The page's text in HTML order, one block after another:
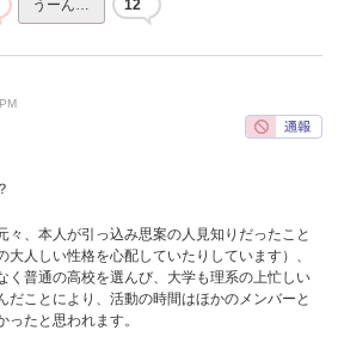
うーん… 12
々、本人が引っ込み思案の人見知りだったこと
大人しい性格を心配していたりしています）、
く普通の高校を選んび、大学も理系の上忙しい
だことにより、活動の時間はほかのメンバーと
ったと思われます。